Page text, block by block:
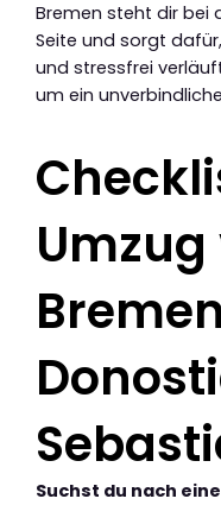
Bremen steht dir bei
Seite und sorgt
und stressfrei
um ein
Umzug
Suchst du nach